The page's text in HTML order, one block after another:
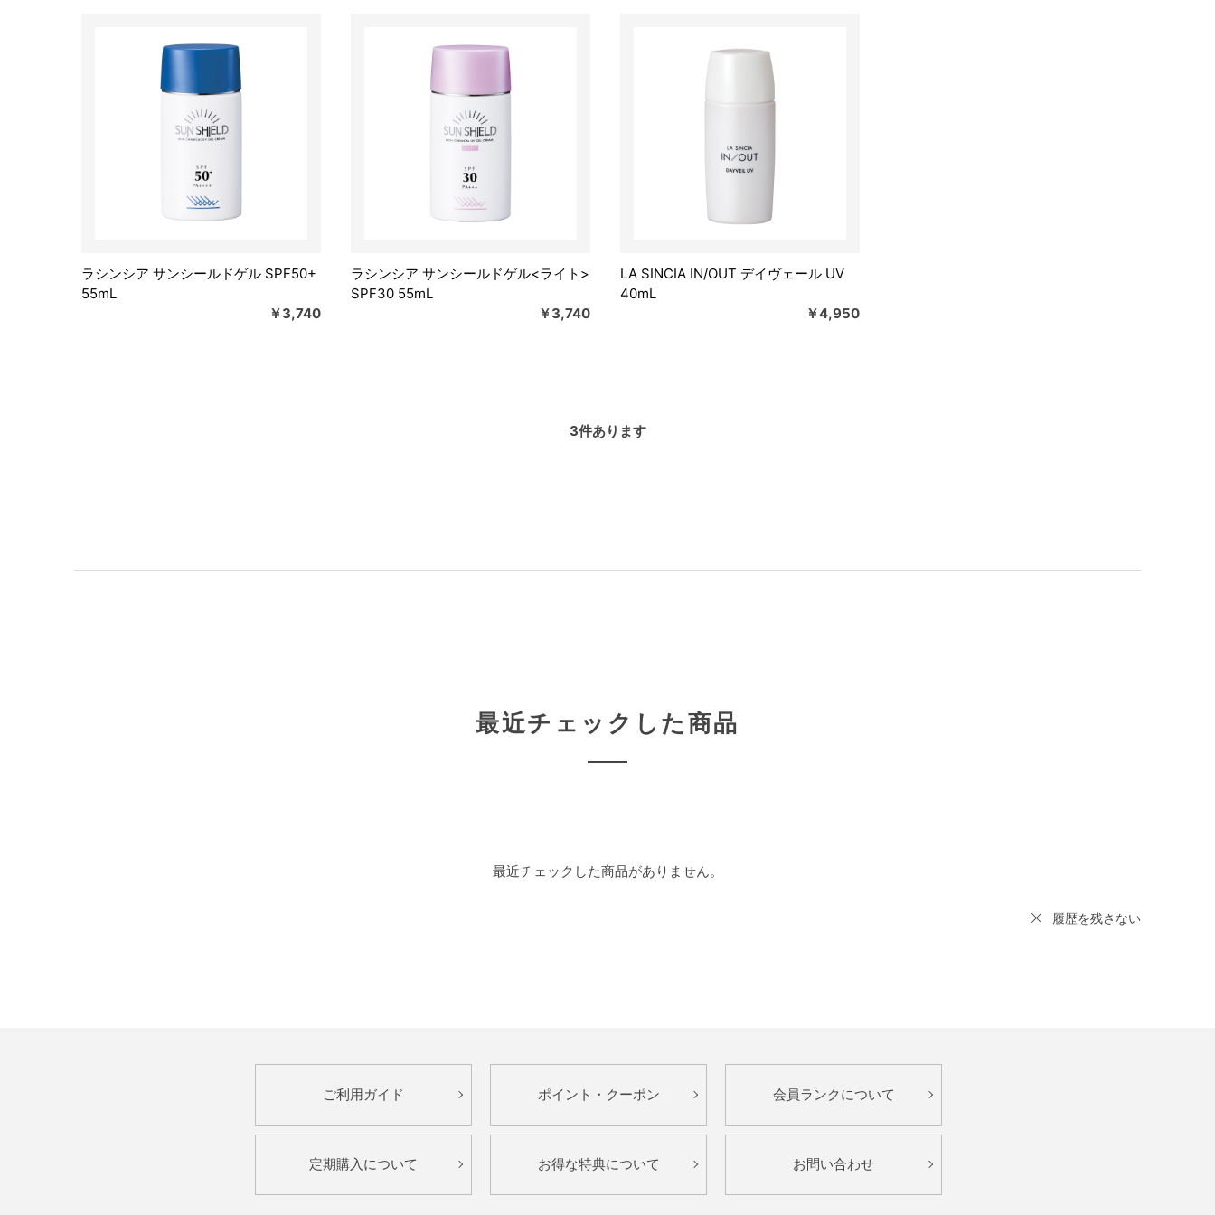
ラシンシア サンシールドゲル SPF50+
55mL
￥3,740
ラシンシア サンシールドゲル<ライト>
SPF30 55mL
￥3,740
LA SINCIA IN/OUT デイヴェール UV
40mL
￥4,950
3件あります
最近チェックした商品
最近チェックした商品がありません。
履歴を残さない
ご利用ガイド ポイント・クーポン 会員ランクについて
定期購入について お得な特典について お問い合わせ